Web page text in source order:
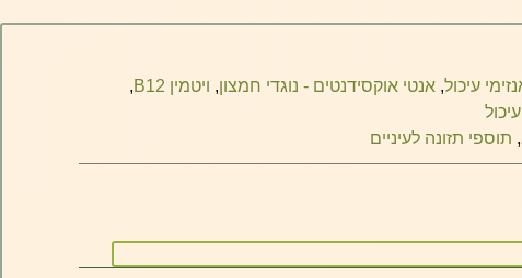
עיכול, אנטי אוקסידנטים - נוגדי חמצון, ויטמין B12
,
, תוספי תזונה לעיניים